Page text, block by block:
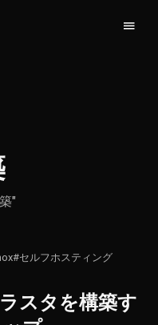
"
#セルフホスティング
スタを構築す